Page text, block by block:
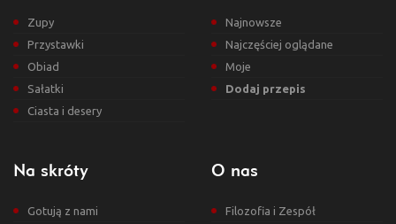
Zupy
Przystawki
Obiad
Sałatki
Ciasta i desery
Najnowsze
Najczęściej oglądane
Moje
Dodaj przepis
Na skróty
Gotują z nami
O nas
Filozofia i Zespół